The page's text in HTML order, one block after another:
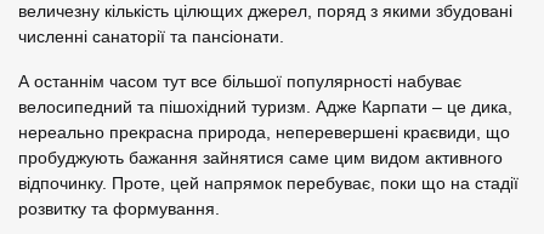
величезну кількість цілющих джерел, поряд з якими збудовані
численні санаторії та пансіонати.
А останнім часом тут все більшої популярності набуває
велосипедний та пішохідний туризм. Адже Карпати – це дика,
нереально прекрасна природа, неперевершені краєвиди, що
пробуджують бажання зайнятися саме цим видом активного
відпочинку. Проте, цей напрямок перебуває, поки що на стадії
розвитку та формування.